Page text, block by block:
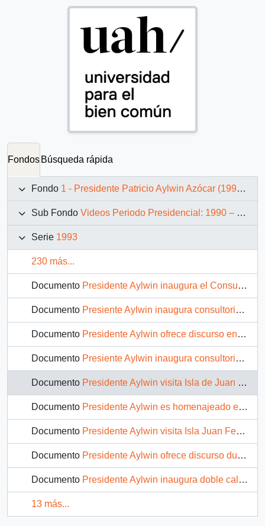
Fondos Búsqueda rápida
Fondo 1 - Presidente Patricio Aylwin Azócar (1990-1994)
Sub Fondo Videos Periodo Presidencial: 1990 – 1994
Serie 1993
230 más...
Documento Presidente Aylwin inaugura el Consultorio Juanita Aguirre : video
Documento Presiente Aylwin inaugura consultorio en Melipilla: video
Documento Presidente Aylwin ofrece discurso en Melipilla: video
Documento Presiente Aylwin inaugura consultorio en Melipilla: video
Documento Presidente Aylwin visita Isla de Juan Fernandez: video
Documento Presidente Aylwin es homenajeado en la Isla de Juan Fernandez: video
Documento Presidente Aylwin visita Isla Juan Fernández: video
Documento Presidente Aylwin ofrece discurso durante la comida anual de la industria de la Sociedad de Fomento Fabril "SOFOFA": video
Documento Presidente Aylwin inaugura doble calzada en la ruta Los Conquistadores: video
13 más...